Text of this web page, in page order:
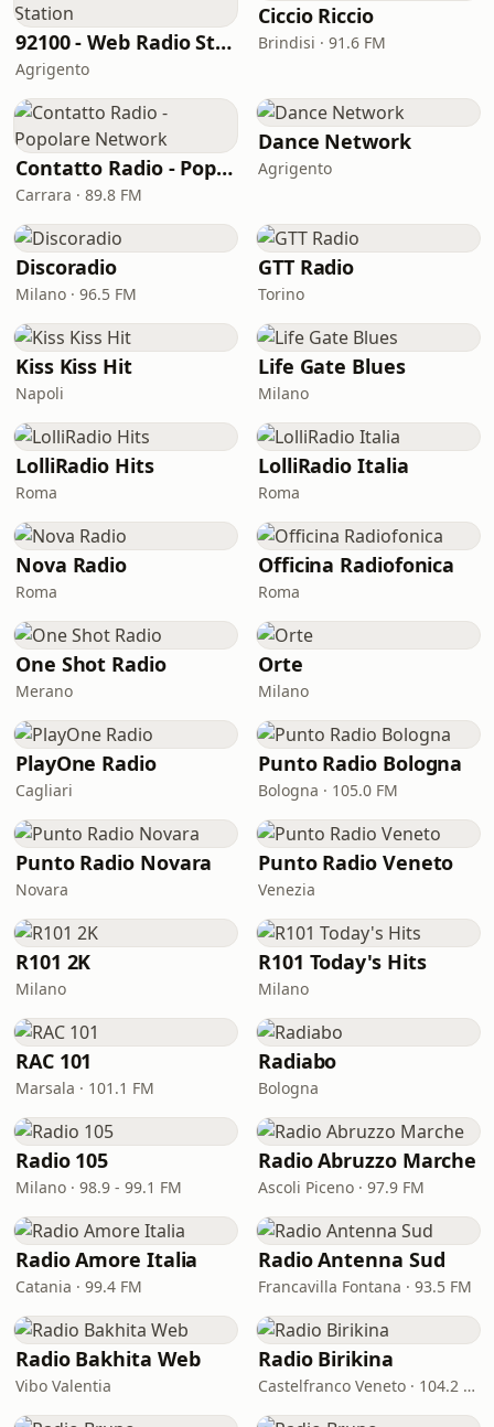
92100 - Web Radio Station
Agrigento
Ciccio Riccio
Brindisi · 91.6 FM
Contatto Radio - Popolare Network
Carrara · 89.8 FM
Dance Network
Agrigento
Discoradio
Milano · 96.5 FM
GTT Radio
Torino
Kiss Kiss Hit
Napoli
Life Gate Blues
Milano
LolliRadio Hits
Roma
LolliRadio Italia
Roma
Nova Radio
Roma
Officina Radiofonica
Roma
One Shot Radio
Merano
Orte
Milano
PlayOne Radio
Cagliari
Punto Radio Bologna
Bologna · 105.0 FM
Punto Radio Novara
Novara
Punto Radio Veneto
Venezia
R101 2K
Milano
R101 Today's Hits
Milano
RAC 101
Marsala · 101.1 FM
Radiabo
Bologna
Radio 105
Milano · 98.9 - 99.1 FM
Radio Abruzzo Marche
Ascoli Piceno · 97.9 FM
Radio Amore Italia
Catania · 99.4 FM
Radio Antenna Sud
Francavilla Fontana · 93.5 FM
Radio Bakhita Web
Vibo Valentia
Radio Birikina
Castelfranco Veneto · 104.2 FM